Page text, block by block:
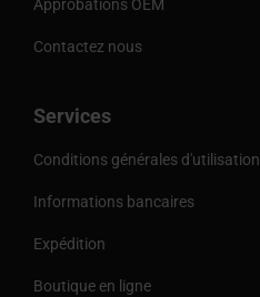
Approbations OEM
Contactez nous
Services
Conditions générales d'utilisation
Informations bancaires
Expédition
Boutique en ligne